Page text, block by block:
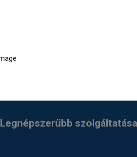
Legnépszerűbb